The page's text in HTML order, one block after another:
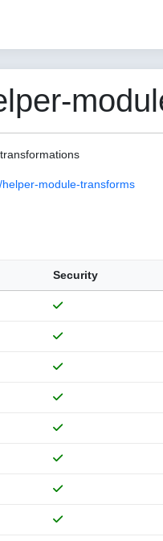
module-transforms
Security